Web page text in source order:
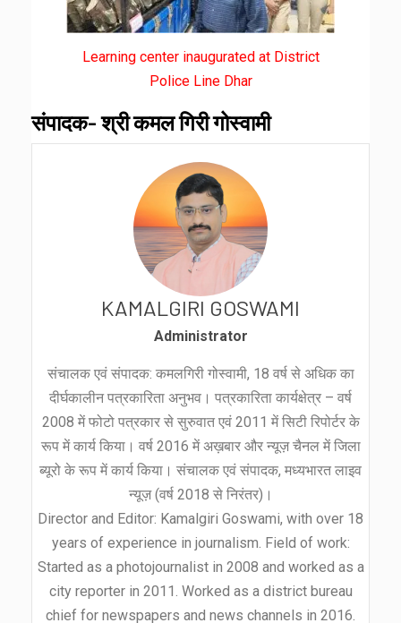
Learning center inaugurated at District
Police Line Dhar
संपादक- श्री कमल गिरी गोस्वामी
KAMALGIRI GOSWAMI
Administrator
संचालक एवं संपादक: कमलगिरी गोस्वामी, 18 वर्ष से अधिक का
दीर्घकालीन पत्रकारिता अनुभव। पत्रकारिता कार्यक्षेत्र – वर्ष
2008 में फोटो पत्रकार से सुरुवात एवं 2011 में सिटी रिपोर्टर के
रूप में कार्य किया। वर्ष 2016 में अख़बार और न्यूज़ चैनल में जिला
ब्यूरो के रूप में कार्य किया। संचालक एवं संपादक, मध्यभारत लाइव
न्यूज़ (वर्ष 2018 से निरंतर)।
Director and Editor: Kamalgiri Goswami, with over 18
years of experience in journalism. Field of work:
Started as a photojournalist in 2008 and worked as a
city reporter in 2011. Worked as a district bureau
chief for newspapers and news channels in 2016.